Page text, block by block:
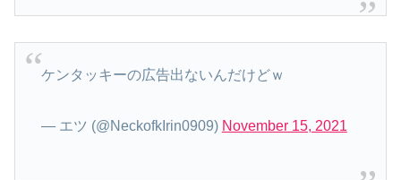
ケンタッキーの広告出ないんだけどｗ
— エツ (@NeckofkIrin0909) November 15, 2021